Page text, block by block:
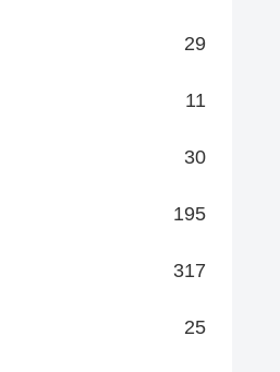
29
11
30
195
317
25